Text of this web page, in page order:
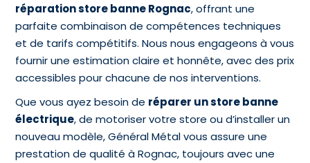
réparation store banne Rognac, offrant une
parfaite combinaison de compétences techniques
et de tarifs compétitifs. Nous nous engageons à vous
fournir une estimation claire et honnête, avec des prix
accessibles pour chacune de nos interventions.
Que vous ayez besoin de réparer un store banne
électrique, de motoriser votre store ou d’installer un
nouveau modèle, Général Métal vous assure une
prestation de qualité à Rognac, toujours avec une